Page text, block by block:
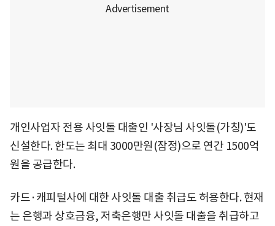
개인사업자 전용 사잇돌 대출인 '사장님 사잇돌(가칭)'도
신설한다. 한도는 최대 3000만원(잠정)으로 연간 1500억
원을 공급한다.
카드·캐피털사에 대한 사잇돌 대출 취급도 허용한다. 현재
는 은행과 상호금융, 저축은행만 사잇돌 대출을 취급하고